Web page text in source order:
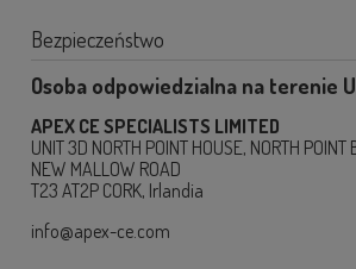
Bezpieczeństwo
Osoba odpowiedzialna na terenie
APEX CE SPECIALISTS LIMITED
UNIT 3D NORTH POINT HOUSE, NORTH POINT
NEW MALLOW ROAD
T23 AT2P CORK, Irlandia
info@apex-ce.com